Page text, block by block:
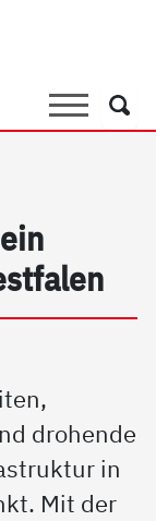
SucheSuche
drohende
in
Mit der